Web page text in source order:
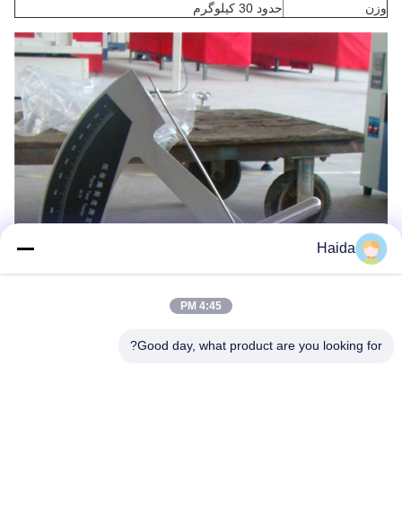
وزن
حدود 30 کیلوگرم
Haida
4:45 PM
Good day, what product are you looking for?